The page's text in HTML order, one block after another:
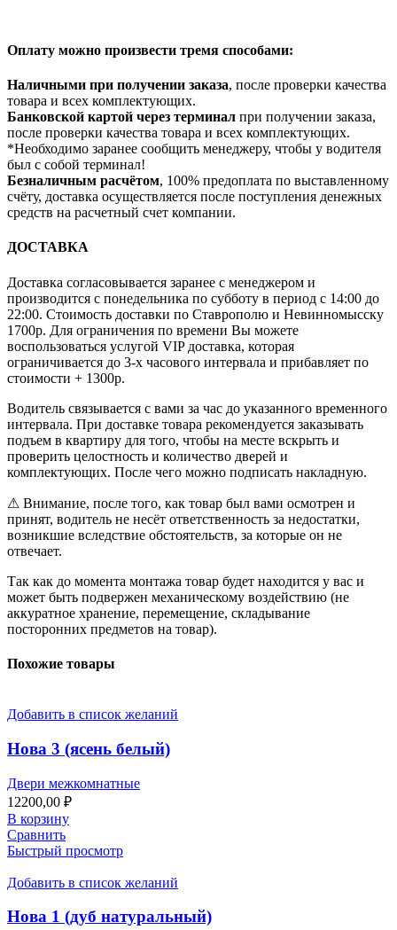
Оплату можно произвести тремя способами:
Наличными при получении заказа, после проверки качества
товара и всех комплектующих.
Банковской картой через терминал при получении заказа,
после проверки качества товара и всех комплектующих.
*Необходимо заранее сообщить менеджеру, чтобы у водителя
был с собой терминал!
Безналичным расчётом, 100% предоплата по выставленному
счёту, доставка осуществляется после поступления денежных
средств на расчетный счет компании.
ДОСТАВКА
Доставка согласовывается заранее с менеджером и
производится с понедельника по субботу в период с 14:00 до
22:00. Стоимость доставки по Ставрополю и Невинномысску
1700р. Для ограничения по времени Вы можете
воспользоваться услугой VIP доставка, которая
ограничивается до 3-х часового интервала и прибавляет по
стоимости + 1300р.
Водитель связывается с вами за час до указанного временного
интервала. При доставке товара рекомендуется заказывать
подъем в квартиру для того, чтобы на месте вскрыть и
проверить целостность и количество дверей и
комплектующих. После чего можно подписать накладную.
⚠ Внимание, после того, как товар был вами осмотрен и
принят, водитель не несёт ответственность за недостатки,
возникшие вследствие обстоятельств, за которые он не
отвечает.
Так как до момента монтажа товар будет находится у вас и
может быть подвержен механическому воздействию (не
аккуратное хранение, перемещение, складывание
посторонних предметов на товар).
Похожие товары
Добавить в список желаний
Нова 3 (ясень белый)
Двери межкомнатные
12200,00 ₽
В корзину
Сравнить
Быстрый просмотр
Добавить в список желаний
Нова 1 (дуб натуральный)